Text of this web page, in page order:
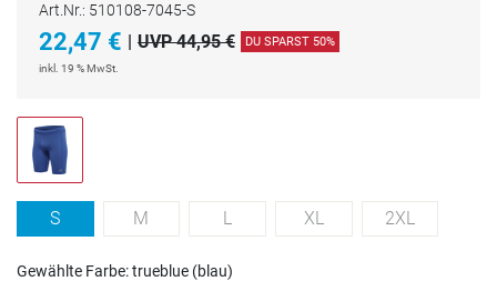
Art.Nr.: 510108-7045-S
22,47 € | UVP 44,95 € DU SPARST 50%
inkl. 19 % MwSt.
S M L XL 2XL
Gewählte Farbe: trueblue (blau)